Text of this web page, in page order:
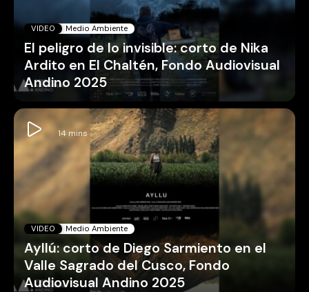
VIDEO Medio Ambiente
El peligro de lo invisible: corto de Nika
Ardito en El Chaltén, Fondo Audiovisual
Andino 2025
VIDEO Medio Ambiente
Ayllú: corto de Diego Sarmiento en el
Valle Sagrado del Cusco, Fondo
Audiovisual Andino 2025